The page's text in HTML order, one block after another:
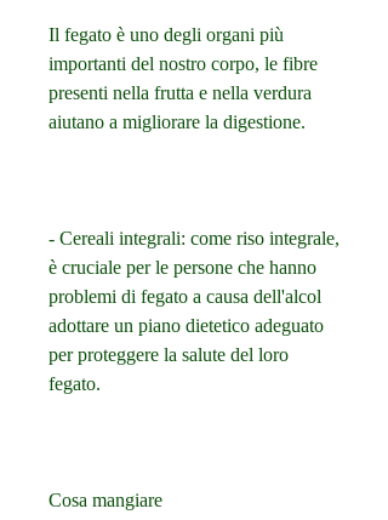
Il fegato è uno degli organi più
importanti del nostro corpo, le fibre
presenti nella frutta e nella verdura
aiutano a migliorare la digestione.
- Cereali integrali: come riso integrale,
è cruciale per le persone che hanno
problemi di fegato a causa dell'alcol
adottare un piano dietetico adeguato
per proteggere la salute del loro
fegato.
Cosa mangiare